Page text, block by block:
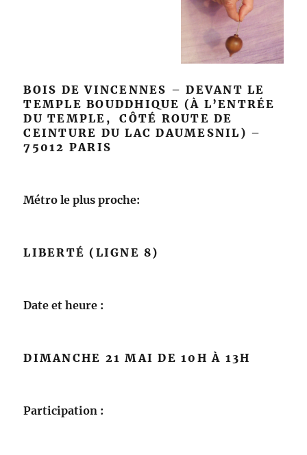
BOIS DE VINCENNES – DEVANT LE
TEMPLE BOUDDHIQUE (À L’ENTRÉE
DU TEMPLE, CÔTÉ ROUTE DE
CEINTURE DU LAC DAUMESNIL) –
75012 PARIS
Métro le plus proche:
LIBERTÉ (LIGNE 8)
Date et heure :
DIMANCHE 21 MAI DE 10H À 13H
Participation :